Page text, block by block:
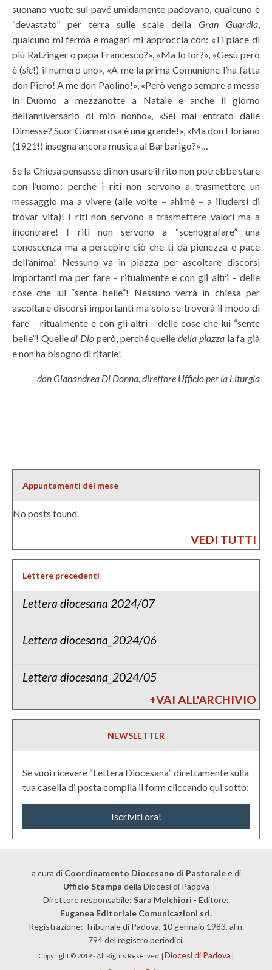
suonano vuote sul pavé umidamente padovano, qualcuno è
“devastato” per terra sulle scale della Gran Guardia
qualcuno mi ferma e magari mi approccia con: «Ti piace di
più Ratzinger o papa Francesco?», «Ma lo Ior?», «Gesù però
è (sic!) il numero uno», «A me la prima Comunione l’ha fatta
don Piero! A me don Paolino!», «Però vengo sempre a messa
in Duomo a mezzanotte a Natale e anche il giorno
dell’anniversario di mio nonno», «Sei mai entrato dalle
Dimesse? Suor Giannarosa è una grande!», «Ma don Floriano
(1921!) insegna ancora musica al Barbarigo?»…
Se la Chiesa pensasse di non usare il rito non potrebbe stare
con l’uomo: perché i riti non servono a trasmettere un
messaggio ma a vivere (alle volte – ahimè – a illudersi di
trovar vita)! I riti non servono a trasmettere valori ma a
incontrare! I riti non servono a “scenografare” una
conoscenza ma a percepire ciò che ti dà pienezza e pace
dell’anima! Nessuno va in piazza per ascoltare discorsi
importanti ma per fare – ritualmente e con gli altri – delle
cose che lui “sente belle”! Nessuno verrà in chiesa per
ascoltare discorsi importanti ma solo se troverà il modo di
fare – ritualmente e con gli altri – delle cose che lui “sente
belle”! Quelledi Dio però, perché quelledella piazzala fa già
e non ha bisogno di rifarle!
don Gianandrea Di Donna, direttore Ufficio per la Liturgia
Appuntamenti del mese
No posts found.
VEDI TUTTI
Lettere precedenti
Lettera diocesana 2024/07
Lettera diocesana_2024/06
Lettera diocesana_2024/05
+VAI ALL'ARCHIVIO
NEWSLETTER
Se vuoi ricevere “Lettera Diocesana” direttamente sulla
tua casella di posta compila il form cliccando qui sotto:
Iscriviti ora!
a cura di Coordinamento Diocesano di Pastoralee di
Ufficio Stampa della Diocesi di Padova
Direttore responsabile: Sara Melchiori - Editore:
Euganea Editoriale Comunicazioni srl.
Registrazione: Tribunale di Padova, 10 gennaio 1983, al n.
794 del registro periodici.
Copyright © 2019 - All Rights Reserved | Diocesi di Padova |